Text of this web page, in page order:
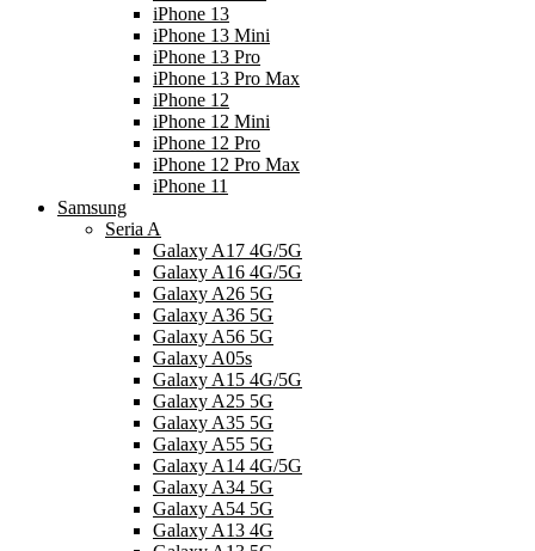
iPhone 13
iPhone 13 Mini
iPhone 13 Pro
iPhone 13 Pro Max
iPhone 12
iPhone 12 Mini
iPhone 12 Pro
iPhone 12 Pro Max
iPhone 11
Samsung
Seria A
Galaxy A17 4G/5G
Galaxy A16 4G/5G
Galaxy A26 5G
Galaxy A36 5G
Galaxy A56 5G
Galaxy A05s
Galaxy A15 4G/5G
Galaxy A25 5G
Galaxy A35 5G
Galaxy A55 5G
Galaxy A14 4G/5G
Galaxy A34 5G
Galaxy A54 5G
Galaxy A13 4G